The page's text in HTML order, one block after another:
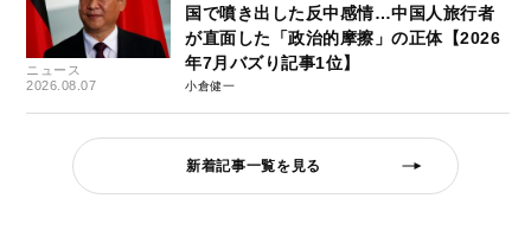
ニュース
2026.08.07
国で噴き出した反中感情…中国人旅行者
が直面した「政治的摩擦」の正体【2026
年7月バズり記事1位】
小倉健一
新着記事一覧を見る